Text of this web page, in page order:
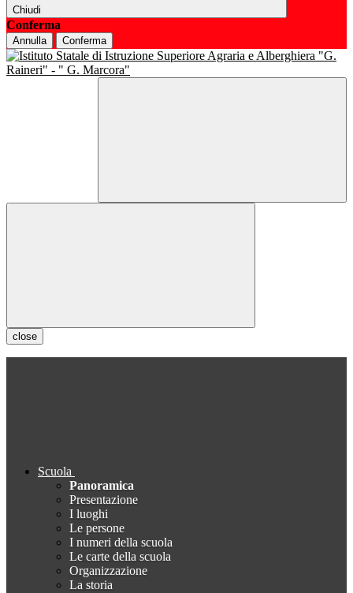
Chiudi
Conferma
Annulla Conferma
close
Scuola
Panoramica
Presentazione
I luoghi
Le persone
I numeri della scuola
Le carte della scuola
Organizzazione
La storia